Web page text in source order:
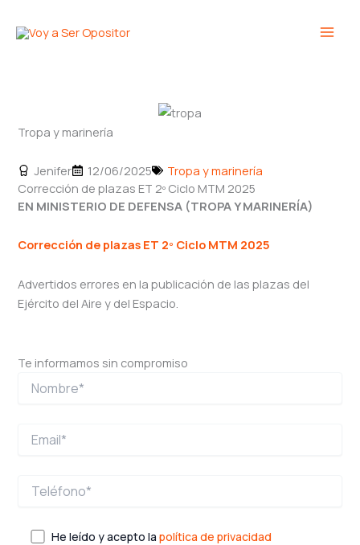
Tropa y marinería
Jenifer 12/06/2025
Tropa y marinería
Corrección de plazas ET 2º Ciclo MTM 2025
EN MINISTERIO DE DEFENSA (TROPA Y MARINERÍA)
Corrección de plazas ET 2º Ciclo MTM 2025
Advertidos errores en la publicación de las plazas del
Ejército del Aire y del Espacio.
Te informamos sin compromiso
He leído y acepto lapolítica de privacidad